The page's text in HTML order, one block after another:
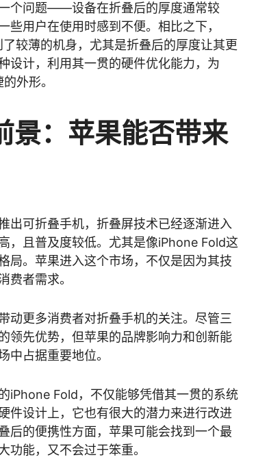
个问题——设备在折叠后的厚度通常较
用户在使用时感到不便。相比之下，
较薄的机身，尤其是折叠后的厚度让其更
设计，利用其一贯的硬件优化能力，为
外形。
景：苹果能否带来
出可折叠手机，折叠屏技术已经逐渐进入
，且普及度较低。尤其是像iPhone Fold这
局。苹果进入这个市场，不仅是因为其技
费者需求。
动更多消费者对折叠手机的关注。尽管三
领先优势，但苹果的品牌影响力和创新能
中占据重要地位。
iPhone Fold，不仅能够凭借其一贯的系统
件设计上，它也有很大的潜力来进行改进
后的便携性方面，苹果可能会找到一个最
功能，又不会过于笨重。